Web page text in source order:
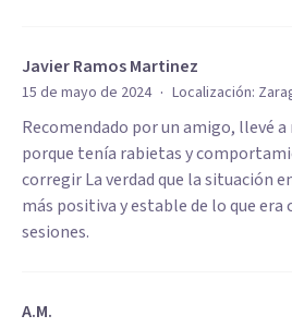
Javier Ramos Martinez
15 de mayo de 2024 · Localización:
Recomendado por un amigo, llevé
porque tenía rabietas y
corregir La verdad que la situación
más positiva y estable de lo que era
sesiones.
A.M.